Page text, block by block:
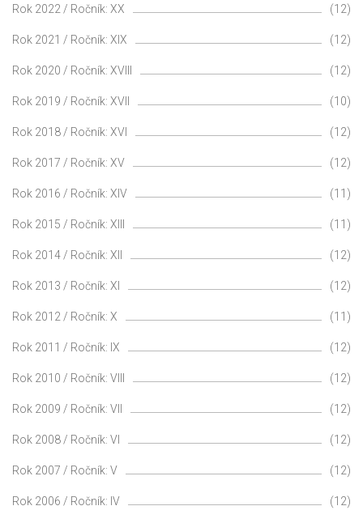
Rok 2022 / Ročník: XX (12)
Rok 2021 / Ročník: XIX (12)
Rok 2020 / Ročník: XVIII (12)
Rok 2019 / Ročník: XVII (10)
Rok 2018 / Ročník: XVI (12)
Rok 2017 / Ročník: XV (12)
Rok 2016 / Ročník: XIV (11)
Rok 2015 / Ročník: XIII (11)
Rok 2014 / Ročník: XII (12)
Rok 2013 / Ročník: XI (12)
Rok 2012 / Ročník: X (11)
Rok 2011 / Ročník: IX (12)
Rok 2010 / Ročník: VIII (12)
Rok 2009 / Ročník: VII (12)
Rok 2008 / Ročník: VI (12)
Rok 2007 / Ročník: V (12)
Rok 2006 / Ročník: IV (12)